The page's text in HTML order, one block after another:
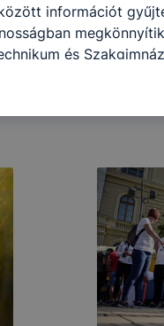
információt
és
információ gyűjtése
-annak felmérésével,
leginkább, így
engedélyezi a
alapértelmezettként
megváltoztathatók.
k
hogy
használatára, vagy